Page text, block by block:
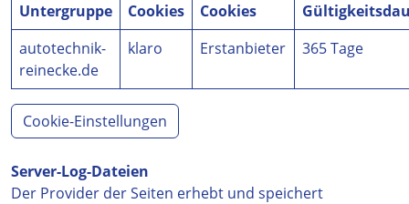
Untergruppe
Cookies
Cookies
autotechnik-
reinecke.de
klaro Erstanbieter 365 Tage
Cookie-Einstellungen
Server-Log-Dateien
Der Provider der Seiten erhebt und speichert